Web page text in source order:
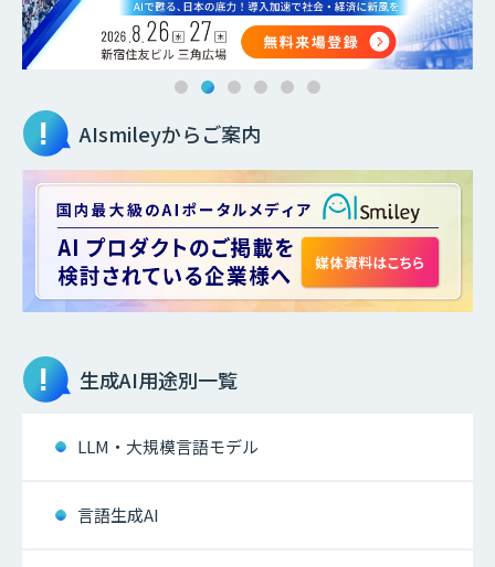
AIsmileyからご案内
生成AI用途別一覧
LLM・大規模言語モデル
言語生成AI